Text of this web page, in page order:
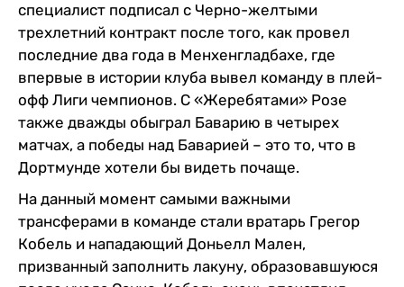
специалист подписал с Черно-желтыми
трехлетний контракт после того, как провел
последние два года в Менхенгладбахе, где
впервые в истории клуба вывел команду в плей-
офф Лиги чемпионов. С «Жеребятами» Розе
также дважды обыграл Баварию в четырех
матчах, а победы над Баварией – это то, что в
Дортмунде хотели бы видеть почаще.
На данный момент самыми важными
трансферами в команде стали вратарь Грегор
Кобель и нападающий Доньелл Мален,
призванный заполнить лакуну, образовавшуюся